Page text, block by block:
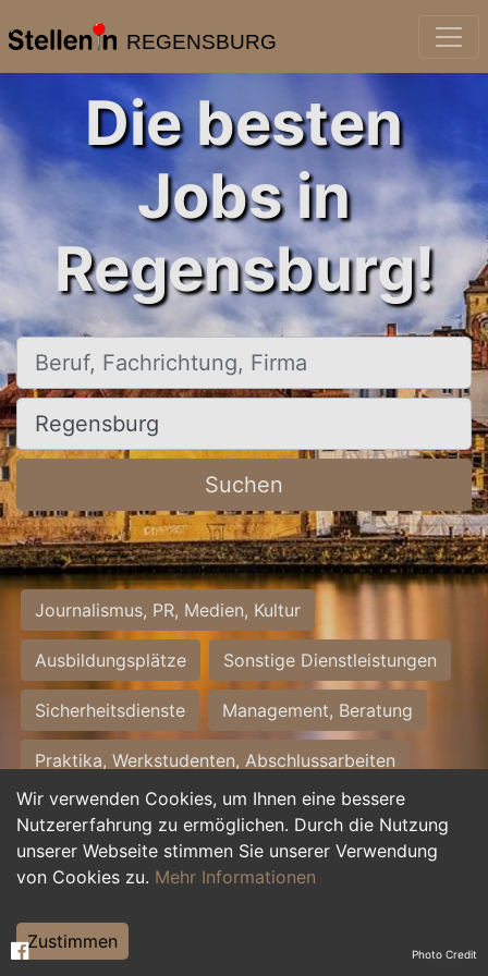
REGENSBURG
Wir verwenden Cookies, um Ihnen eine bessere
Nutzererfahrung zu ermöglichen. Durch die Nutzung
unserer Webseite stimmen Sie unserer Verwendung
von Cookies zu. Mehr Informationen
Zustimmen
Die besten
Jobs in
Regensburg!
Beruf, Fachrichtung, Firma
Ort, Stadt
Suchen
Journalismus, PR, Medien, Kultur
Ausbildungsplätze Sonstige Dienstleistungen
Sicherheitsdienste Management, Beratung
Praktika, Werkstudenten, Abschlussarbeiten
Personalwesen Assistenz, Sekretariat
Hilfskräfte, Aushilfs- und Nebenjobs
Weiterbildung, Studium, duale Ausbildung Photo Credit